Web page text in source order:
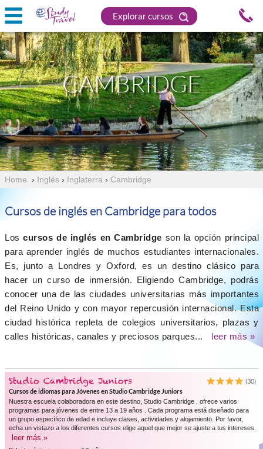
Explorar cursos
CAMBRIDGE
Home › Inglés › Inglaterra › Cambridge
Cursos de inglés en Cambridge para todos
Loscursos de inglés en Cambridge son la opción principal
para aprender inglés de muchos estudiantes internacionales.
Es, junto a Londres y Oxford, es un destino clásico para
hacer un curso de inmersión. Eligiendo Cambridge, podrás
conocer una de las ciudades universitarias más importantes
del Reino Unido y con mayor repercusión internacional. Esta
ciudad histórica repleta de colegios universitarios, plazas y
calles históricas, canales y preciosos parques...
leer más »
Studio Cambridge Juniors
(30)
Cursos de idiomas para Jóvenes en Studio Cambridge Juniors
Nuestra escuela colaboradora en este destino, Studio Cambridge , ofrece varios
programas para jóvenes de entre 13 a 19 años . Cada programa está diseñado para
un grupo específico de edad e incluye clases, actividades y alojamiento. Por favor,
echa un vistazo a los diferentes cursos elige aquel que mejor se ajuste a tus intereses.
leer más »